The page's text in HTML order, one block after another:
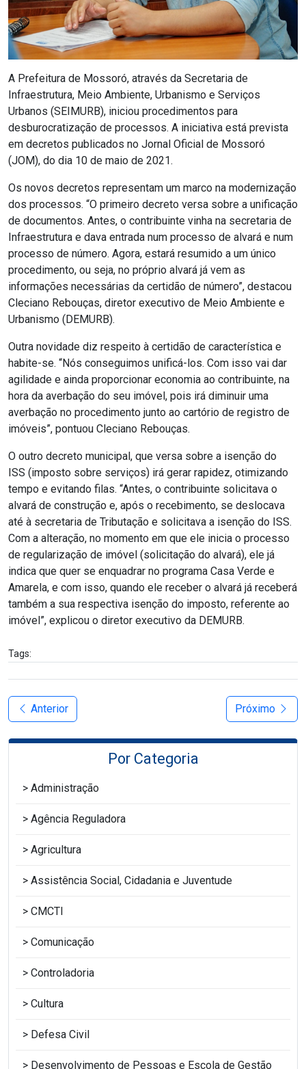
A Prefeitura de Mossoró, através da Secretaria de
Infraestrutura, Meio Ambiente, Urbanismo e Serviços
Urbanos (SEIMURB), iniciou procedimentos para
desburocratização de processos. A iniciativa está prevista
em decretos publicados no Jornal Oficial de Mossoró
(JOM), do dia 10 de maio de 2021.
Os novos decretos representam um marco na modernização
dos processos. “O primeiro decreto versa sobre a unificação
de documentos. Antes, o contribuinte vinha na secretaria de
Infraestrutura e dava entrada num processo de alvará e num
processo de número. Agora, estará resumido a um único
procedimento, ou seja, no próprio alvará já vem as
informações necessárias da certidão de número”, destacou
Cleciano Rebouças, diretor executivo de Meio Ambiente e
Urbanismo (DEMURB).
Outra novidade diz respeito à certidão de característica e
habite-se. “Nós conseguimos unificá-los. Com isso vai dar
agilidade e ainda proporcionar economia ao contribuinte, na
hora da averbação do seu imóvel, pois irá diminuir uma
averbação no procedimento junto ao cartório de registro de
imóveis”, pontuou Cleciano Rebouças.
O outro decreto municipal, que versa sobre a isenção do
ISS (imposto sobre serviços) irá gerar rapidez, otimizando
tempo e evitando filas. “Antes, o contribuinte solicitava o
alvará de construção e, após o recebimento, se deslocava
até à secretaria de Tributação e solicitava a isenção do ISS.
Com a alteração, no momento em que ele inicia o processo
de regularização de imóvel (solicitação do alvará), ele já
indica que quer se enquadrar no programa Casa Verde e
Amarela, e com isso, quando ele receber o alvará já receberá
também a sua respectiva isenção do imposto, referente ao
imóvel”, explicou o diretor executivo da DEMURB.
Tags:
Anterior Próximo
Por Categoria
Administração
Agência Reguladora
Agricultura
Assistência Social, Cidadania e Juventude
CMCTI
Comunicação
Controladoria
Cultura
Defesa Civil
Desenvolvimento de Pessoas e Escola de Gestão